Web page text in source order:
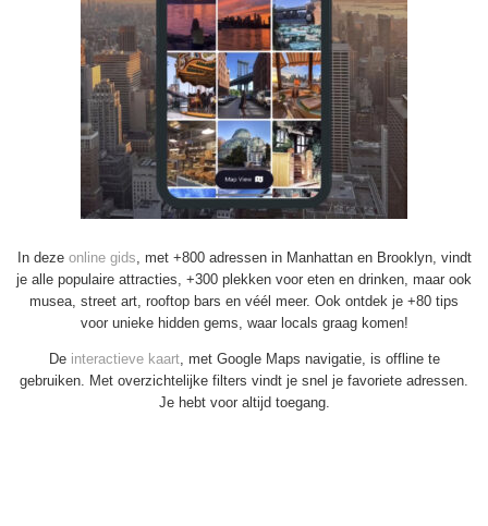
In deze online gids, met +800 adressen in Manhattan en Brooklyn, vindt
je alle populaire attracties, +300 plekken voor eten en drinken, maar ook
musea, street art, rooftop bars en véél meer. Ook ontdek je +80 tips
voor unieke hidden gems, waar locals graag komen!
De interactieve kaart, met Google Maps navigatie, is offline te
gebruiken. Met overzichtelijke filters vindt je snel je favoriete adressen.
Je hebt voor altijd toegang.